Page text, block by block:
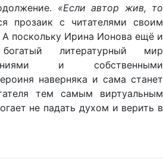
«Если автор жив, то
прозаик с читателями своим
поскольку Ирина Ионова ещё и
литературный мир
и собственными
наверняка и сама станет
тем самым виртуальным
не падать духом и верить в